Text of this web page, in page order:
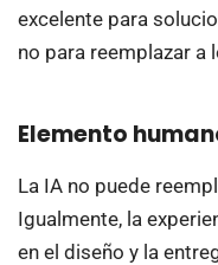
excelente para
no para reemplazar a
Elemento
La IA no puede
Igualmente, la
en el diseño y la